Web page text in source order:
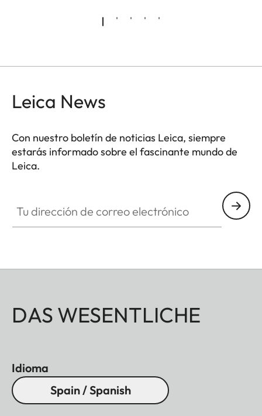
Leica News
Con nuestro boletín de noticias Leica, siempre
estarás informado sobre el fascinante mundo de
Leica.
DAS WESENTLICHE
Idioma
Spain / Spanish